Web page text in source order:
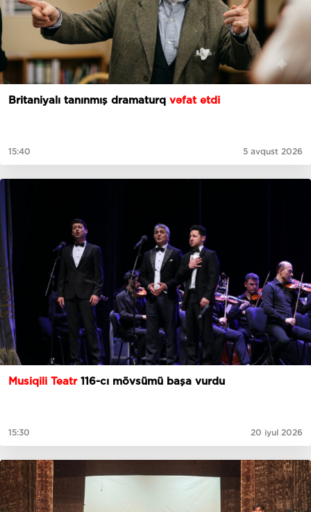
Britaniyalı tanınmış dramaturq vəfat etdi
15:40 5 avqust 2026
Musiqili Teatr116-cı mövsümü başa vurdu
15:30 20 iyul 2026